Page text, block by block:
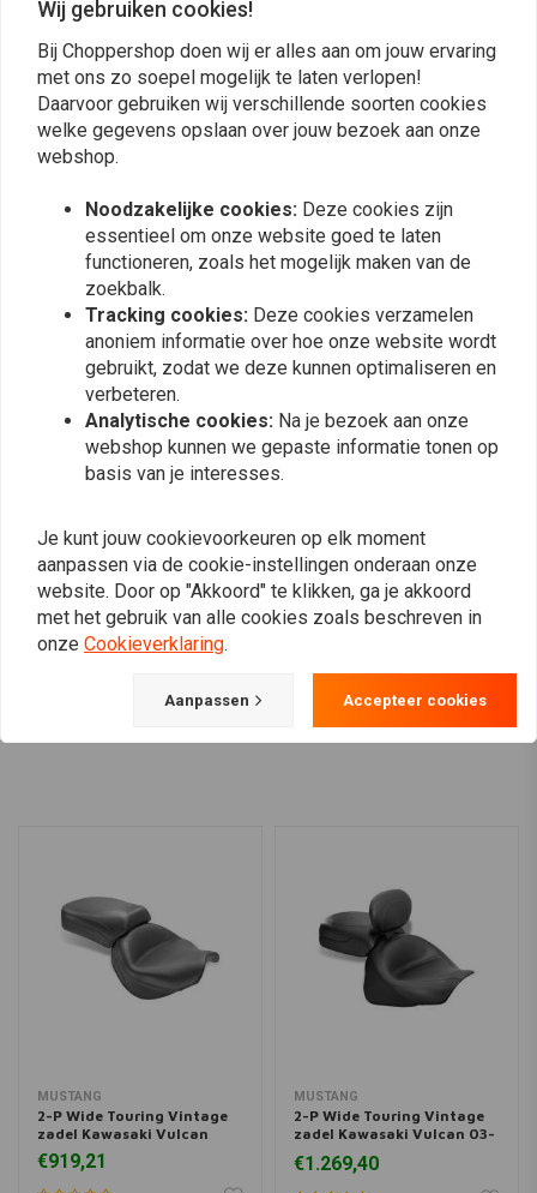
Plaats ook een review
Vergelijkbare producten
Solo Seat Battery Cover
Plate voor Kawasaki
Vulcan VN800
€38,95
Sissybar met rugleuning
en bagagerek, zwart
gecoat staal, Kawasaki
Vulcan S (EN650), 15-
€240,19
View more
MUSTANG
2-P Wide Touring Vintage
zadel Kawasaki Vulcan
€919,21
MUSTANG
2-P Wide Touring Vintage
zadel Kawasaki Vulcan 03-
€1.269,40
Wij gebruiken cookies!
Bij Choppershop doen wij er alles aan om jouw ervaring
met ons zo soepel mogelijk te laten verlopen!
Daarvoor gebruiken wij verschillende soorten cookies
welke gegevens opslaan over jouw bezoek aan onze
webshop.
Noodzakelijke cookies: Deze cookies zijn
essentieel om onze website goed te laten
functioneren, zoals het mogelijk maken van de
zoekbalk.
Tracking cookies: Deze cookies verzamelen
anoniem informatie over hoe onze website wordt
gebruikt, zodat we deze kunnen optimaliseren en
verbeteren.
Analytische cookies: Na je bezoek aan onze
webshop kunnen we gepaste informatie tonen op
basis van je interesses.
Je kunt jouw cookievoorkeuren op elk moment
aanpassen via de cookie-instellingen onderaan onze
website. Door op "Akkoord" te klikken, ga je akkoord
met het gebruik van alle cookies zoals beschreven in
onze Cookieverklaring.
Aanpassen Accepteer cookies